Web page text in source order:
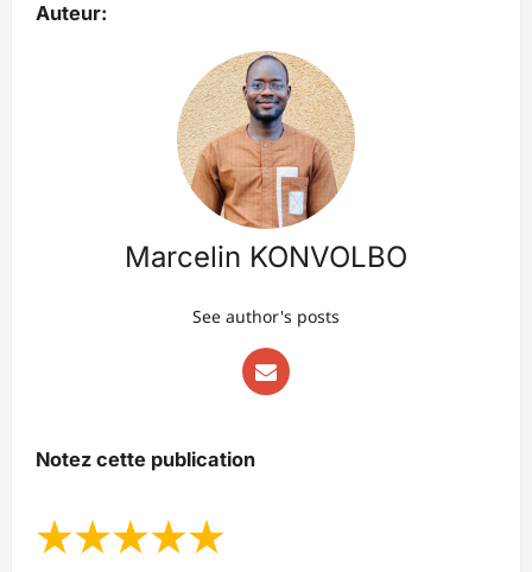
Auteur:
Marcelin KONVOLBO
See author's posts
Notez cette publication
★★★★★